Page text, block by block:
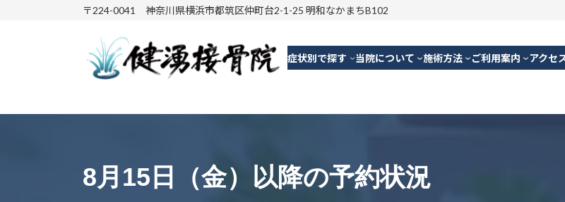
ス
ン
〒224-0041 神奈川県横浜市都筑区仲町台2-1-25 明和なかまちB102
症状別で探す 当院について 施術方法 ご利用案内 アクセ
8月15日（金）以降の予約状況